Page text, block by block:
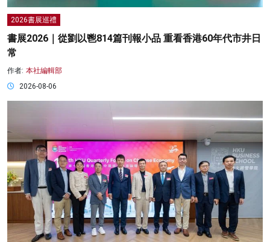
2026書展巡禮
書展2026｜從劉以鬯814篇刊報小品 重看香港60年代市井日
常
作者: 本社編輯部
2026-08-06